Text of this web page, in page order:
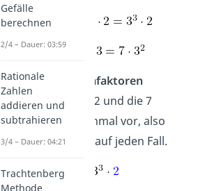
2. einzelne Primfaktoren
auswählen:
Die 2 und die 7
kommen nur einmal vor, also
brauchst du sie auf jeden Fall.
Gefälle
berechnen
2/4 – Dauer: 03:59
Rationale
Zahlen
addieren und
subtrahieren
3/4 – Dauer: 04:21
Trachtenberg
Methode